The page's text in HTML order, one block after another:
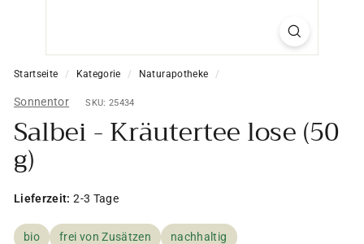
Startseite / Kategorie / Naturapotheke /
Sonnentor SKU: 25434
Salbei - Kräutertee lose (50
g)
Lieferzeit: 2-3 Tage
bio frei von Zusätzen nachhaltig